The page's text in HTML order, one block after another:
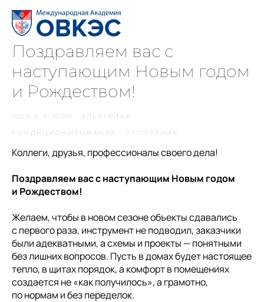
Поздравляем вас с
наступающим Новым годом
и Рождеством!
2025-12-31 10:00 ЭЛЕКТРИКА
КОНДИЦИОНИРОВАНИЕ ОТОПЛЕНИЕ
Коллеги, друзья, профессионалы своего дела!
Поздравляем вас с наступающим Новым годом
и Рождеством!
Желаем, чтобы в новом сезоне объекты сдавались
с первого раза, инструмент не подводил, заказчики
были адекватными, а схемы и проекты — понятными
без лишних вопросов. Пусть в домах будет настоящее
тепло, в щитах порядок, а комфорт в помещениях
создается не «как получилось», а грамотно,
по нормам и без переделок.